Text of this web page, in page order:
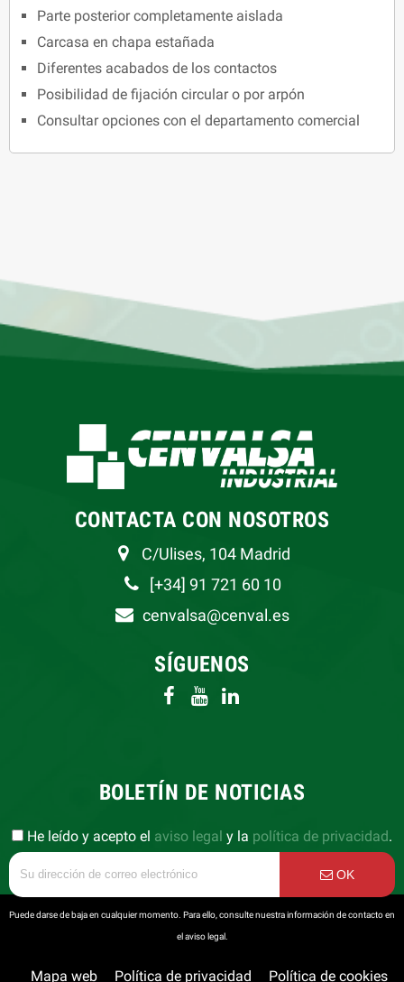
Parte posterior completamente aislada
Carcasa en chapa estañada
Diferentes acabados de los contactos
Posibilidad de fijación circular o por arpón
Consultar opciones con el departamento comercial
CONTACTA CON NOSOTROS
C/Ulises, 104 Madrid
[+34] 91 721 60 10
cenvalsa@cenval.es
SÍGUENOS
BOLETÍN DE NOTICIAS
He leído y acepto el aviso legal y la política de privacidad.
OK
Puede darse de baja en cualquier momento. Para ello, consulte nuestra información de contacto en
el aviso legal.
Mapa web Política de privacidad Política de cookies